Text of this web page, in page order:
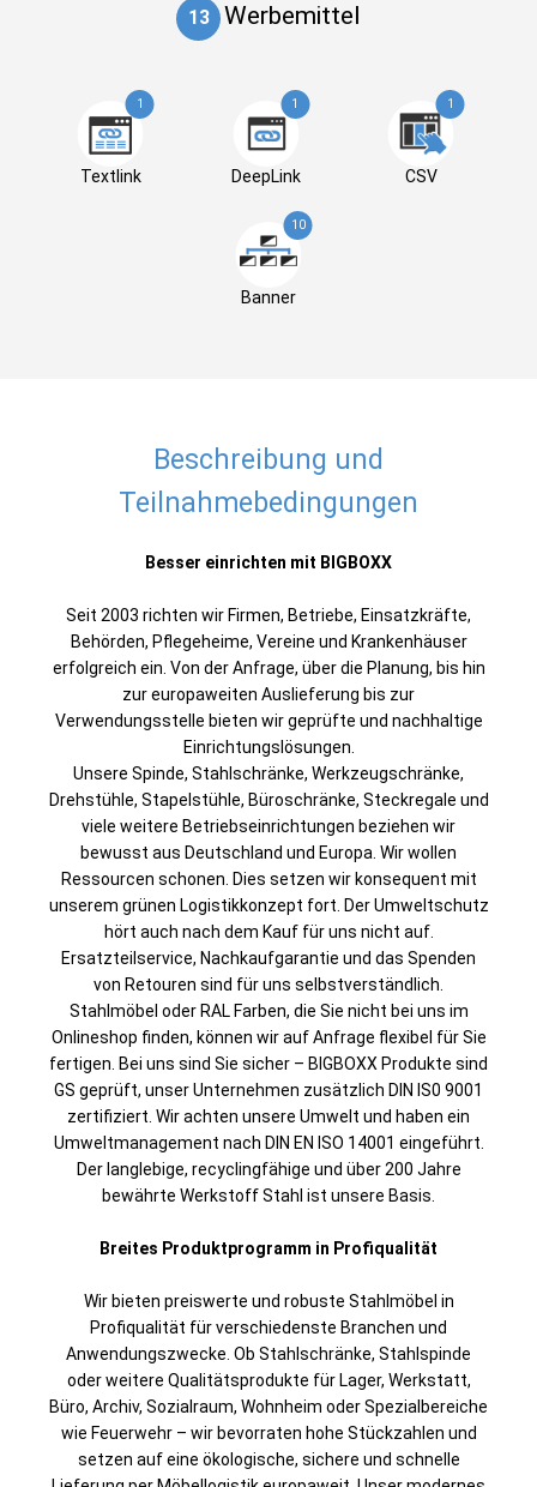
13 Werbemittel
1
Textlink
1
DeepLink
1
CSV
10
Banner
Beschreibung und
Teilnahmebedingungen
Besser einrichten mit BIGBOXX
Seit 2003 richten wir Firmen, Betriebe, Einsatzkräfte,
Behörden, Pflegeheime, Vereine und Krankenhäuser
erfolgreich ein. Von der Anfrage, über die Planung, bis hin
zur europaweiten Auslieferung bis zur
Verwendungsstelle bieten wir geprüfte und nachhaltige
Einrichtungslösungen.
Unsere Spinde, Stahlschränke, Werkzeugschränke,
Drehstühle, Stapelstühle, Büroschränke, Steckregale und
viele weitere Betriebseinrichtungen beziehen wir
bewusst aus Deutschland und Europa. Wir wollen
Ressourcen schonen. Dies setzen wir konsequent mit
unserem grünen Logistikkonzept fort. Der Umweltschutz
hört auch nach dem Kauf für uns nicht auf.
Ersatzteilservice, Nachkaufgarantie und das Spenden
von Retouren sind für uns selbstverständlich.
Stahlmöbel oder RAL Farben, die Sie nicht bei uns im
Onlineshop finden, können wir auf Anfrage flexibel für Sie
fertigen. Bei uns sind Sie sicher – BIGBOXX Produkte sind
GS geprüft, unser Unternehmen zusätzlich DIN IS0 9001
zertifiziert. Wir achten unsere Umwelt und haben ein
Umweltmanagement nach DIN EN ISO 14001 eingeführt.
Der langlebige, recyclingfähige und über 200 Jahre
bewährte Werkstoff Stahl ist unsere Basis.
Breites Produktprogramm in Profiqualität
Wir bieten preiswerte und robuste Stahlmöbel in
Profiqualität für verschiedenste Branchen und
Anwendungszwecke. Ob Stahlschränke, Stahlspinde
oder weitere Qualitätsprodukte für Lager, Werkstatt,
Büro, Archiv, Sozialraum, Wohnheim oder Spezialbereiche
wie Feuerwehr – wir bevorraten hohe Stückzahlen und
setzen auf eine ökologische, sichere und schnelle